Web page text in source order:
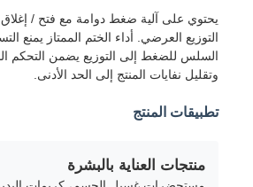
منزل
حول بنا
يحتوي على آلية ضغط دوامة مع فتح /
التوزيع العرضي. أداء الختم الممتاز يمنع
السلس للضغط إلى التوزيع يضمن التحكم
وتقليل نفايات المنتج إلى الحد الأدنى.
تطبيقات المنتج
منتجات العناية بالبشرة